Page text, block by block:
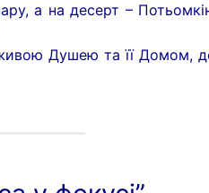
а на десерт –
Душею та її Домом, де